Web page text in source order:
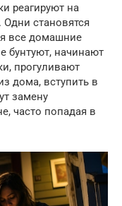
реагируют на
становятся
все домашние
бунтуют, начинают
прогуливают
дома, вступить в
замену
часто попадая в